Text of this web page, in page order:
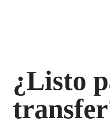
¿Listo